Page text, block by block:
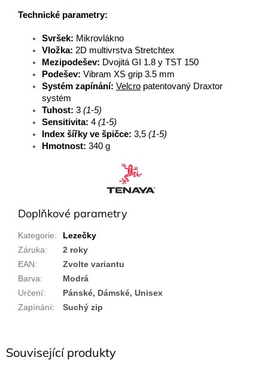
Související produkty
Technické parametry:
Svršek: Mikrovlákno
Vložka: 2D multivrstva Stretchtex
Mezipodešev: Dvojitá GI 1.8 y TST 150
Podešev: Vibram XS grip 3.5 mm
Systém zapínání: Velcro patentovaný Draxtor
systém
Tuhost: 3 (1-5)
Sensitivita: 4 (1-5)
Index šířky ve špičce: 3,5 (1-5)
Hmotnost: 340 g
Doplňkové parametry
Kategorie:
Lezečky
Záruka:
2 roky
EAN:
Zvolte variantu
Barva:
Modrá
Určení:
Pánské, Dámské, Unisex
Zapínání: Suchý zip